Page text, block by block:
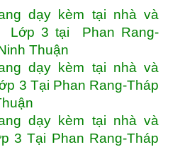
dạy kèm tại nhà và
Lớp 3 tại Phan Rang-
Thuận
dạy kèm tại nhà và
3 Tại Phan Rang-Tháp
dạy kèm tại nhà và
3 Tại Phan Rang-Tháp